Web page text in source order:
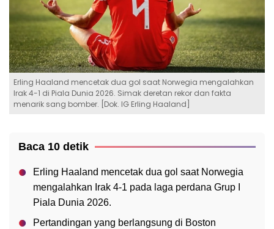
Erling Haaland mencetak dua gol saat Norwegia mengalahkan
Irak 4-1 di Piala Dunia 2026. Simak deretan rekor dan fakta
menarik sang bomber. [Dok. IG Erling Haaland]
Baca 10 detik
Erling Haaland mencetak dua gol saat Norwegia
mengalahkan Irak 4-1 pada laga perdana Grup I
Piala Dunia 2026.
Pertandingan yang berlangsung di Boston